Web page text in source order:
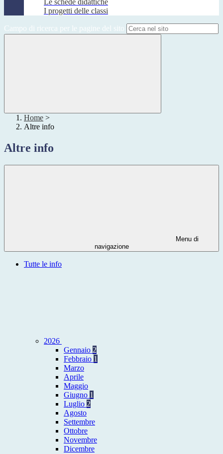
Le schede didattiche
I progetti delle classi
Campo di ricerca per le pagine del sito
Home >
Altre info
Altre info
Menu di
navigazione
Tutte le info
2026
Gennaio 2
Febbraio 1
Marzo
Aprile
Maggio
Giugno 1
Luglio 2
Agosto
Settembre
Ottobre
Novembre
Dicembre